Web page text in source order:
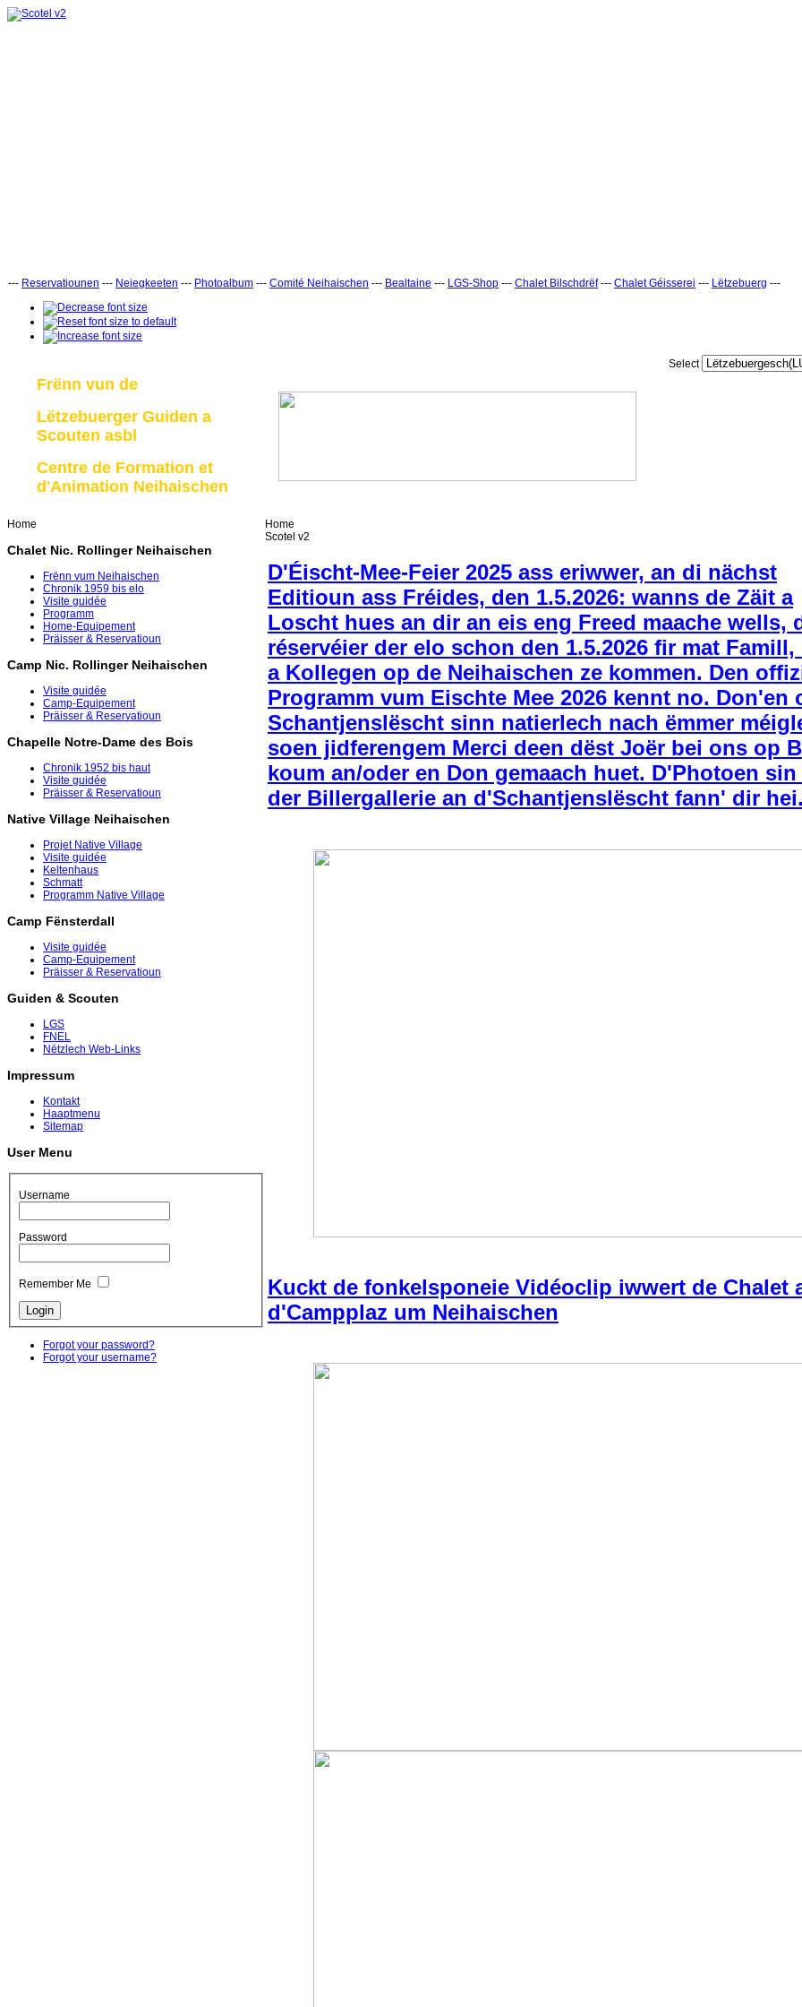
--- Reservatiounen --- Neiegkeeten --- Photoalbum --- Comité Neihaischen --- Bealtaine --- LGS-Shop --- Chalet Bilschdrëf--- Chalet Géisserei --- Lëtzebuerg ---
Frënn vun de
Lëtzebuerger Guiden a
Scouten asbl
Centre de Formation et
d'Animation Neihaischen
Select
Home
Chalet Nic. Rollinger Neihaischen
Frënn vum Neihaischen
Chronik 1959 bis elo
Visite guidée
Programm
Home-Equipement
Präisser & Reservatioun
Camp Nic. Rollinger Neihaischen
Visite guidée
Camp-Equipement
Präisser & Reservatioun
Chapelle Notre-Dame des Bois
Chronik 1952 bis haut
Visite guidée
Präisser & Reservatioun
Native Village Neihaischen
Projet Native Village
Visite guidée
Keltenhaus
Schmatt
Programm Native Village
Camp Fënsterdall
Visite guidée
Camp-Equipement
Präisser & Reservatioun
Guiden & Scouten
LGS
FNEL
Nëtzlech Web-Links
Impressum
Kontakt
Haaptmenu
Sitemap
User Menu
Username
Password
Remember Me
Forgot your password?
Forgot your username?
Home
Scotel v2
D'Éischt-Mee-Feier 2025 ass eriwwer, an di nächst
Editioun ass Fréides, den 1.5.2026: wanns de Zäit a
Loscht hues an dir an eis eng Freed maache wells,
réservéier der elo schon den 1.5.2026 fir mat Famill,
a Kollegen op de Neihaischen ze kommen. Den
Programm vum Eischte Mee 2026 kennt no. Don'en
Schantjenslëscht sinn natierlech nach ëmmer
soen jidferengem Merci deen dëst Joër bei ons op
koum an/oder en Don gemaach huet. D'Photoen sin
der Billergallerie an d'Schantjenslëscht fann' dir
Kuckt de fonkelsponeie Vidéoclip iwwert de Chalet
d'Campplaz um Neihaischen